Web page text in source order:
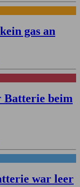
gas an
Batterie beim
war leer